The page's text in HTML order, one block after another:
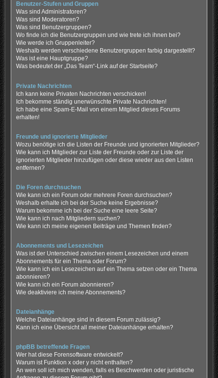
Benutzer-Stufen und Gruppen
Was sind Administratoren?
Was sind Moderatoren?
Was sind Benutzergruppen?
Wo finde ich die Benutzergruppen und wie trete ich ihnen bei?
Wie werde ich Gruppenleiter?
Weshalb werden verschiedene Benutzergruppen farbig dargestellt?
Was ist eine Hauptgruppe?
Was bedeutet der „Das Team“-Link auf der Startseite?
Private Nachrichten
Ich kann keine Privaten Nachrichten verschicken!
Ich bekomme ständig unerwünschte Private Nachrichten!
Ich habe eine Spam-E-Mail von einem Mitglied dieses Forums
erhalten!
Freunde und ignorierte Mitglieder
Wozu benötige ich die Listen der Freunde und ignorierten Mitglieder?
Wie kann ich Mitglieder zur Liste der Freunde oder zur Liste der
ignorierten Mitglieder hinzufügen oder diese wieder aus den Listen
entfernen?
Die Foren durchsuchen
Wie kann ich ein Forum oder mehrere Foren durchsuchen?
Weshalb erhalte ich bei der Suche keine Ergebnisse?
Warum bekomme ich bei der Suche eine leere Seite?
Wie kann ich nach Mitgliedern suchen?
Wie kann ich meine eigenen Beiträge und Themen finden?
Abonnements und Lesezeichen
Was ist der Unterschied zwischen einem Lesezeichen und einem
Abonnements für ein Thema oder Forum?
Wie kann ich ein Lesezeichen auf ein Thema setzen oder ein Thema
abonnieren?
Wie kann ich ein Forum abonnieren?
Wie deaktiviere ich meine Abonnements?
Dateianhänge
Welche Dateianhänge sind in diesem Forum zulässig?
Kann ich eine Übersicht all meiner Dateianhänge erhalten?
phpBB betreffende Fragen
Wer hat diese Forensoftware entwickelt?
Warum ist Funktion x oder y nicht enthalten?
An wen soll ich mich wenden, falls es Beschwerden oder juristische